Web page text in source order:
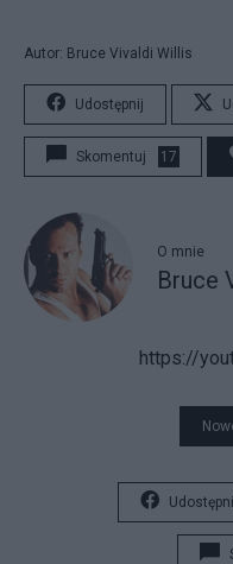
Autor: Bruce Vivaldi Willis
Udostępnij
Skomentuj 17
O mnie
Bruce
https://